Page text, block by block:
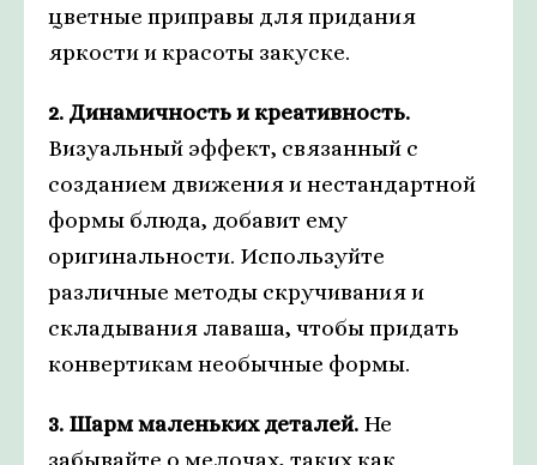
цветные приправы для придания
яркости и красоты закуске.
2. Динамичность и креативность.
Визуальный эффект, связанный с
созданием движения и нестандартной
формы блюда, добавит ему
оригинальности. Используйте
различные методы скручивания и
складывания лаваша, чтобы придать
конвертикам необычные формы.
3. Шарм маленьких деталей. Не